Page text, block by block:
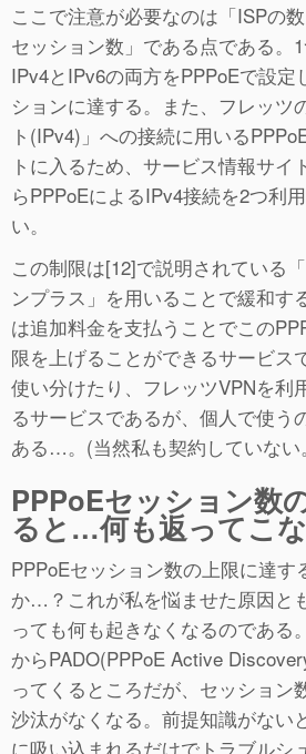
ここで注意が必要なのは「ISPの
セッション数」である点である。
IPv4とIPv6の両方をPPPoEで設定
ションに達する。また、フレッツ
ト(IPv4)」への接続に用いる
トに入るため、サービス情報サイ
らPPPoEによるIPv4接続を2つ利
い。
この制限は[12]で説明されている
ンプラス」を用いることで緩和す
は追加料金を支払うことでこの
限を上げることができるサービス
使い分けたり、フレッツVPNを利
るサービスであるが、個人で使う
ある…。(当然私も契約していない
PPPoEセッション数
ると…何も返ってこ
PPPoEセッション数の上限に達す
か…？これが私を悩ませた原因と
っても何も起きなくなるのである
からPADO(PPPoE Active
ってくるところだが、セッション
沙汰がなくなる。前提知識がない
に吸い込まれるだけでトラブルシ